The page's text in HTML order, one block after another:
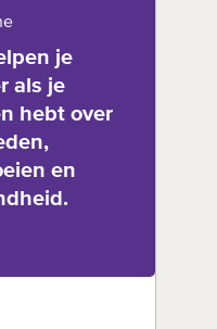
je
als je
hebt over
en